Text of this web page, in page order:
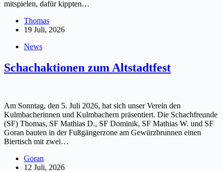
mitspielen, dafür kippten…
Thomas
19 Juli, 2026
News
Schachaktionen zum Altstadtfest
Am Sonntag, den 5. Juli 2026, hat sich unser Verein den
Kulmbacherinnen und Kulmbachern präsentiert. Die Schachfreunde
(SF) Thomas, SF Mathias D., SF Dominik, SF Mathias W. und SF
Goran bauten in der Fußgängerzone am Gewürzbrunnen einen
Biertisch mit zwei…
Goran
12 Juli, 2026